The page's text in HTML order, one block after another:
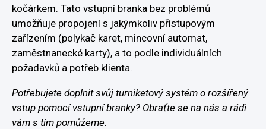
kočárkem. Tato vstupní branka bez problémů
umožňuje propojení s jakýmkoliv přístupovým
zařízením (polykač karet, mincovní automat,
zaměstnanecké karty), a to podle individuálních
požadavků a potřeb klienta.
Potřebujete doplnit svůj turniketový systém o rozšířený
vstup pomocí vstupní branky? Obraťte se na nás a rádi
vám s tím pomůžeme.